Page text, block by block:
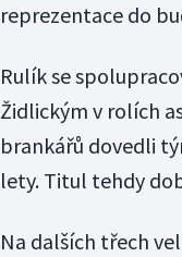
reprezentace do
Rulík se
Židlickým v rolích
brankářů dovedli
lety. Titul tehdy
Na dalších třech